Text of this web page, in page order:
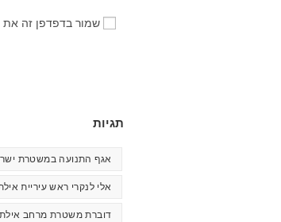
שמור בדפדפן זה
תגיות
אגף התנועה במשטרת
אלי לנקרי ראש עיריית
דוברת משטרת מרחב